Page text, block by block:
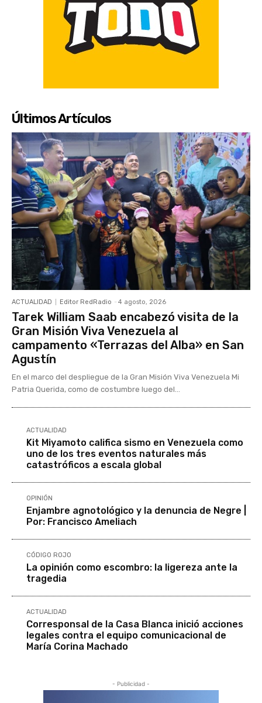
Últimos Artículos
ACTUALIDAD Editor RedRadio - 4 agosto, 2026
Tarek William Saab encabezó visita de la
Gran Misión Viva Venezuela al
campamento «Terrazas del Alba» en San
Agustín
En el marco del despliegue de la Gran Misión Viva Venezuela Mi
Patria Querida, como de costumbre luego del...
ACTUALIDAD
Kit Miyamoto califica sismo en Venezuela como
uno de los tres eventos naturales más
catastróficos a escala global
OPINIÓN
Enjambre agnotológico y la denuncia de Negre |
Por: Francisco Ameliach
CÓDIGO ROJO
La opinión como escombro: la ligereza ante la
tragedia
ACTUALIDAD
Corresponsal de la Casa Blanca inició acciones
legales contra el equipo comunicacional de
María Corina Machado
- Publicidad -